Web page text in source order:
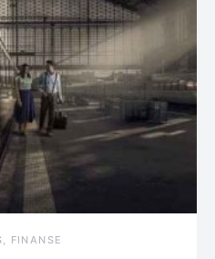
FINANSE